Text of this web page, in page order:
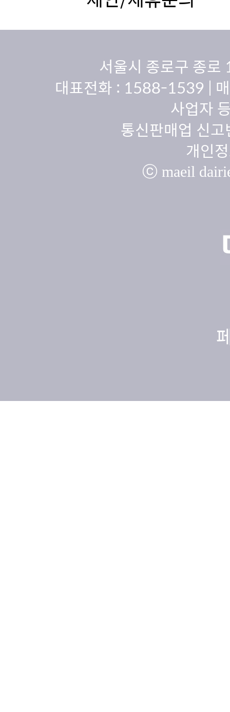
서울시 종로구 종
대표전화 : 1588-1539 |
사업자
통신판매업 신
개인
ⓒ maeil